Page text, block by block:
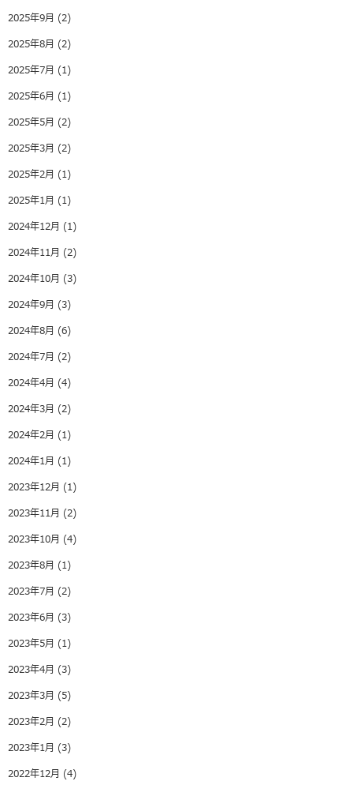
2025年9月 (2)
2025年8月 (2)
2025年7月 (1)
2025年6月 (1)
2025年5月 (2)
2025年3月 (2)
2025年2月 (1)
2025年1月 (1)
2024年12月 (1)
2024年11月 (2)
2024年10月 (3)
2024年9月 (3)
2024年8月 (6)
2024年7月 (2)
2024年4月 (4)
2024年3月 (2)
2024年2月 (1)
2024年1月 (1)
2023年12月 (1)
2023年11月 (2)
2023年10月 (4)
2023年8月 (1)
2023年7月 (2)
2023年6月 (3)
2023年5月 (1)
2023年4月 (3)
2023年3月 (5)
2023年2月 (2)
2023年1月 (3)
2022年12月 (4)